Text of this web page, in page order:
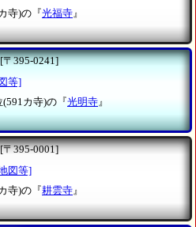
寺)の『光福寺 』
[〒395-0241]
等]
(591カ寺)の『光明寺 』
[〒395-0001]
図等]
寺)の『耕雲寺』